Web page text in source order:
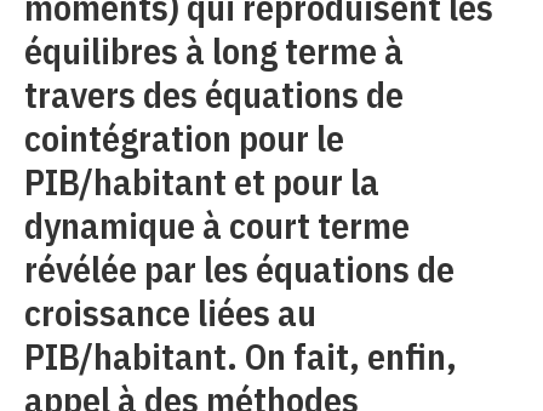
équilibres à long terme à
travers des équations de
cointégration pour le
PIB/habitant et pour la
dynamique à court terme
révélée par les équations de
croissance liées au
PIB/habitant. On fait, enfin,
appel à des méthodes